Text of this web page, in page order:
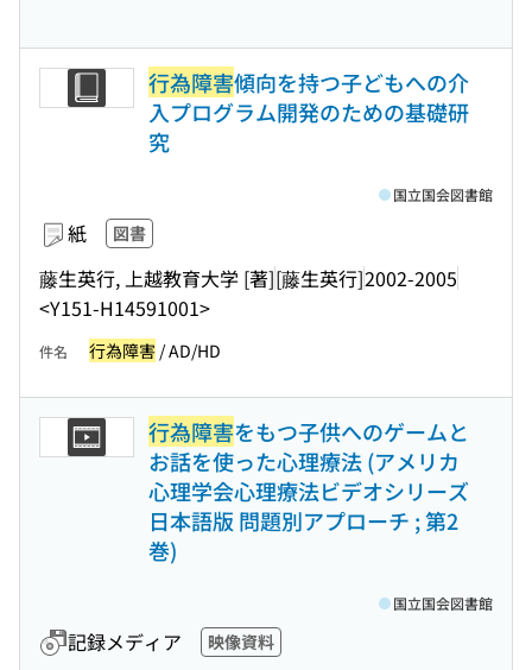
行為障害傾向を持つ子どもへの介
入プログラム開発のための基礎研
究
紙 図書
藤生英行, 上越教育大学 [著][藤生英行]2002-2005
<Y151-H14591001>
国立国会図書館
件名 行為障害 / AD/HD
行為障害をもつ子供へのゲームと
お話を使った心理療法 (アメリカ
心理学会心理療法ビデオシリーズ
日本語版 問題別アプローチ ; 第2
巻)
記録メディア 映像資料
国立国会図書館